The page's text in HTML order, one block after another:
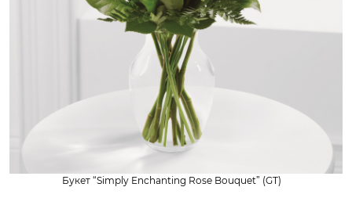
Букет “Simply Enchanting Rose Bouquet” (GT)